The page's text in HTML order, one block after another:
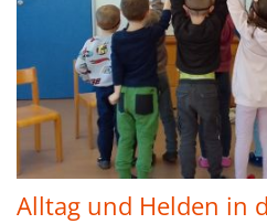
Alltag und Helden in